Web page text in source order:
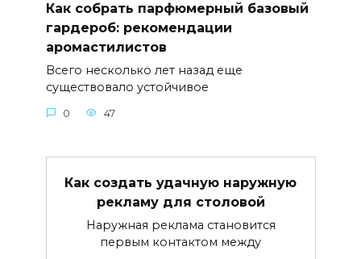
Как собрать парфюмерный базовый
гардероб: рекомендации
аромастилистов
Всего несколько лет назад еще
существовало устойчивое
0 47
Как создать удачную наружную
рекламу для столовой
Наружная реклама становится
первым контактом между